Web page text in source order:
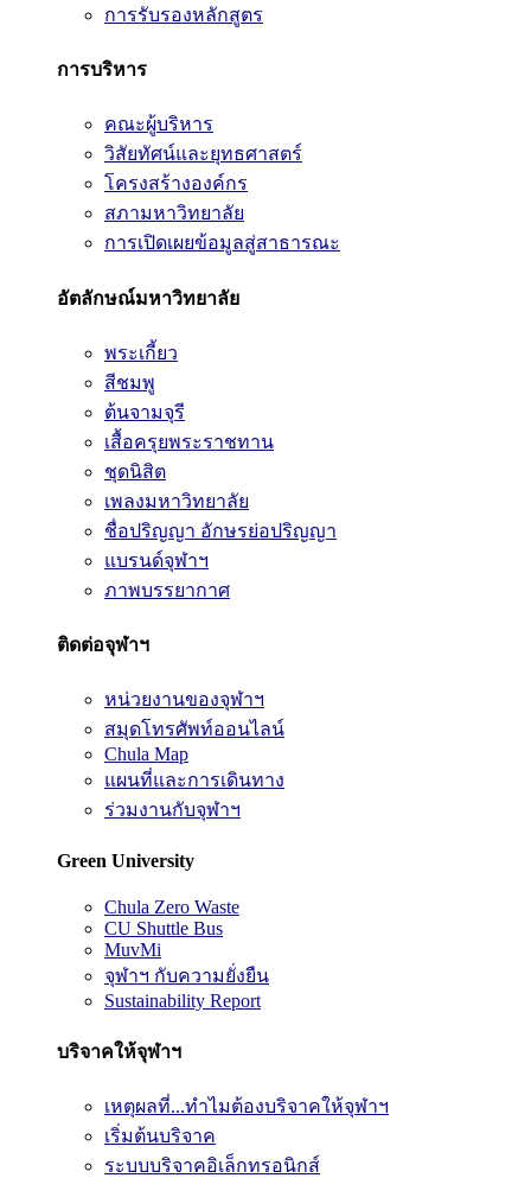
การรับรองหลักสูตร
การบริหาร
คณะผู้บริหาร
วิสัยทัศน์และยุทธศาสตร์
โครงสร้างองค์กร
สภามหาวิทยาลัย
การเปิดเผยข้อมูลสู่สาธารณะ
อัตลักษณ์มหาวิทยาลัย
พระเกี้ยว
สีชมพู
ต้นจามจุรี
เสื้อครุยพระราชทาน
ชุดนิสิต
เพลงมหาวิทยาลัย
ชื่อปริญญา อักษรย่อปริญญา
แบรนด์จุฬาฯ
ภาพบรรยากาศ
ติดต่อจุฬาฯ
หน่วยงานของจุฬาฯ
สมุดโทรศัพท์ออนไลน์
Chula Map
แผนที่และการเดินทาง
ร่วมงานกับจุฬาฯ
Green University
Chula Zero Waste
CU Shuttle Bus
MuvMi
จุฬาฯ กับความยั่งยืน
Sustainability Report
บริจาคให้จุฬาฯ
เหตุผลที่...ทำไมต้องบริจาคให้จุฬาฯ
เริ่มต้นบริจาค
ระบบบริจาคอิเล็กทรอนิกส์